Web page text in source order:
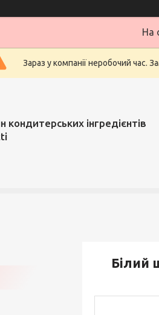
На
Зараз у компанії неробочий час.
кондитерських інгредієнтів
Білий